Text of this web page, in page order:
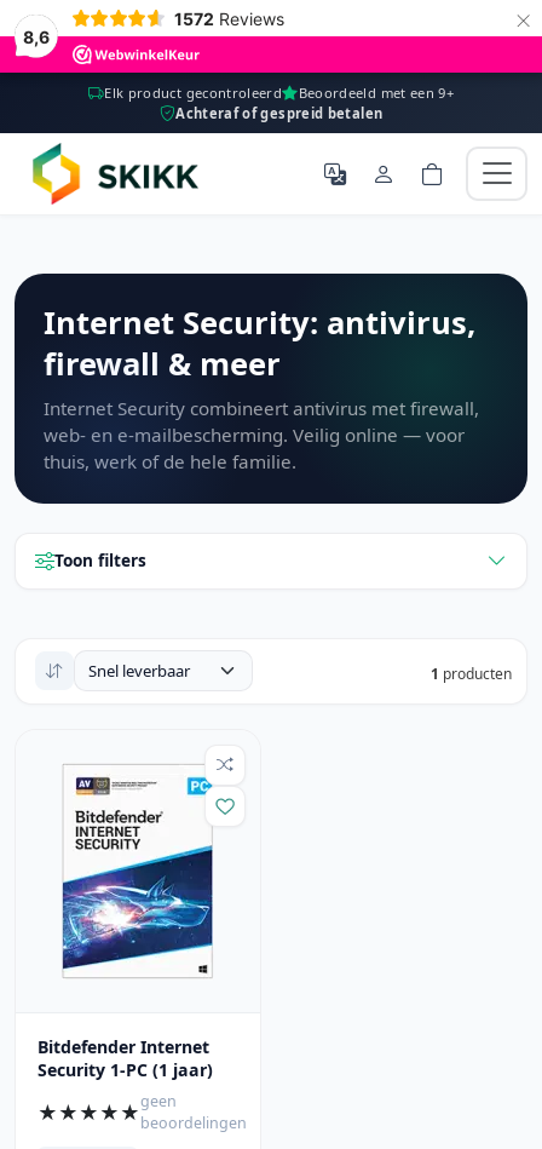
8,6
1572 Reviews ×
Elk product gecontroleerd
Beoordeeld met een 9+
Achteraf of gespreid betalen
Internet Security: antivirus,
firewall & meer
Internet Security combineert antivirus met firewall,
web- en e-mailbescherming. Veilig online — voor
thuis, werk of de hele familie.
Toon filters
1 producten
Bitdefender Internet
Security 1-PC (1 jaar)
★★★★★geen
beoordelingen